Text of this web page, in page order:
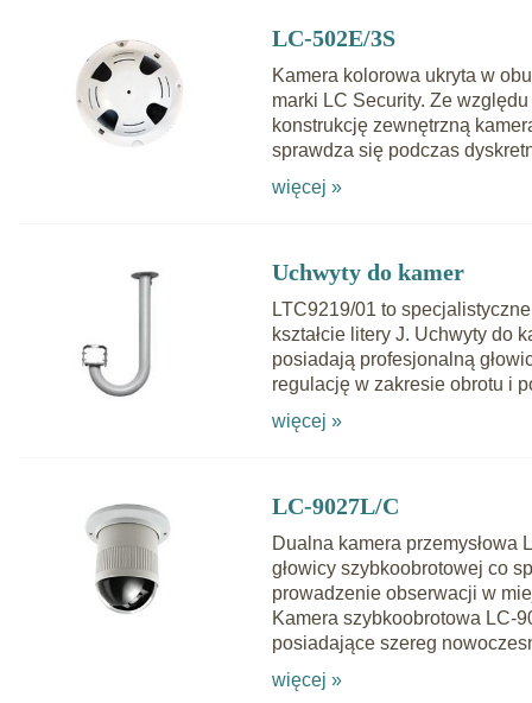
LC-502E/3S
Kamera kolorowa ukryta w
marki LC Security. Ze
konstrukcję zewnętrzną
sprawdza się podczas
więcej »
Uchwyty do kamer
LTC9219/01 to
kształcie litery J. Uchwyty do
posiadają profesjonalną
regulację w zakresie obrotu i
więcej »
LC-9027L/C
Dualna kamera przemysłowa
głowicy szybkoobrotowej co
prowadzenie obserwacji w
Kamera szybkoobrotowa LC-
posiadające szereg
więcej »